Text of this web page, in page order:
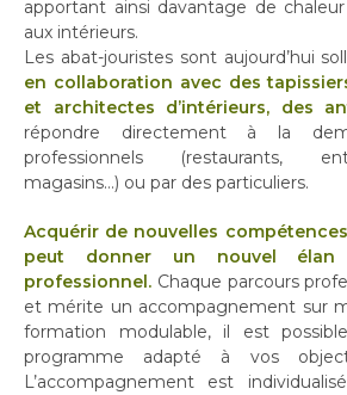
apportant ainsi davantage de
aux intérieurs.
Les abat-jouristes sont aujourd’hui
en collaboration avec des
et architectes d’intérieurs, des
répondre directement à la
professionnels (restaurants,
magasins…) ou par des particuliers.
Acquérir de nouvelles
peut donner un nouvel
professionnel. Chaque parcours
et mérite un accompagnement sur
formation modulable, il est
programme adapté à vos
L’accompagnement est